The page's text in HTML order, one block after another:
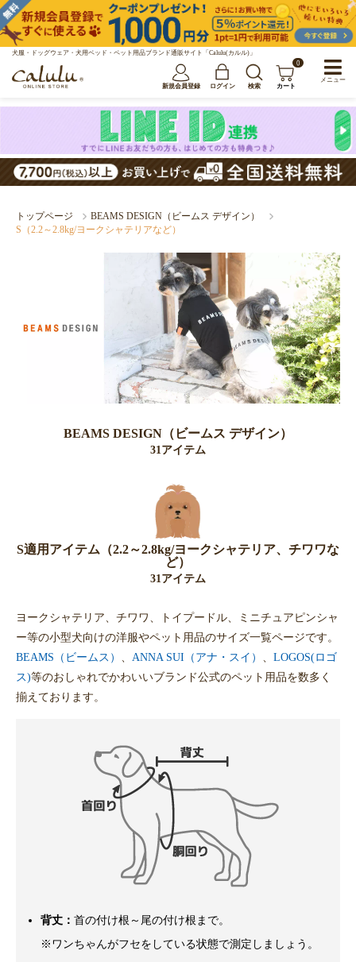
犬服・ドッグウェア・犬用ベッド・ペット用品ブランド通販サイト「Calulu(カルル)」
新規会員登録 ログイン 検索
0
カート
トップページ
BEAMS DESIGN（ビームス デザイン）
S（2.2～2.8kg/ヨークシャテリアなど）
BEAMS DESIGN（ビームス デザイン）
31アイテム
S適用アイテム（2.2～2.8kg/ヨークシャテリア、チワワな
ど）
31アイテム
ヨークシャテリア、チワワ、トイプードル、ミニチュアピンシャ
ー等の小型犬向けの洋服やペット用品のサイズ一覧ページです。
BEAMS（ビームス） 、 ANNA SUI（アナ・スイ） 、 LOGOS(ロゴ
ス)等のおしゃれでかわいいブランド公式のペット用品を数多く
揃えております。
背丈： 首の付け根～尾の付け根まで。
※ワンちゃんがフセをしている状態で測定しましょう。
メニュー